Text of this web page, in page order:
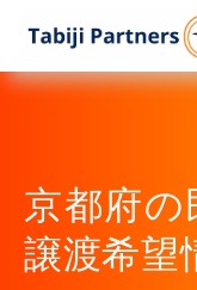
京都府の
譲渡希望